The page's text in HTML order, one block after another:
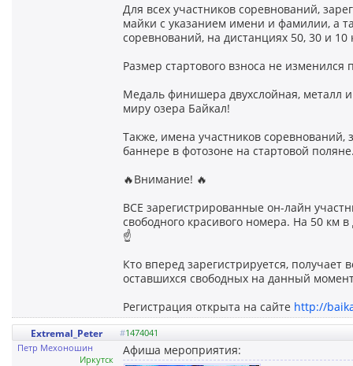
Для всех участников соревнований,
майки с указанием имени и фамилии, а
соревнований, на дистанциях 50, 30 и
Размер стартового взноса не
Медаль финишера двухслойная, металл
миру озера Байкал!
Также, имена участников
баннере в фотозоне на стартовой
🔥Внимание! 🔥
ВСЕ зарегистрированные он-лайн
свободного красивого номера. На 50 км
☝️
Кто вперед зарегистрируется,
оставшихся свободных на данный
Регистрация открыта на сайте http://
Extremal_Peter #1474041
Петр Мехоношин
Иркутск
Афиша мероприятия: